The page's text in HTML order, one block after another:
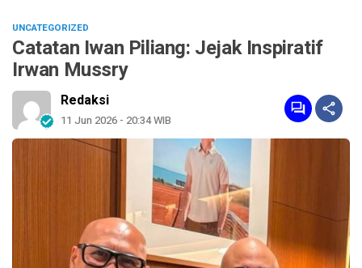
UNCATEGORIZED
Catatan Iwan Piliang: Jejak Inspiratif
Irwan Mussry
Redaksi
11 Jun 2026 - 20:34 WIB